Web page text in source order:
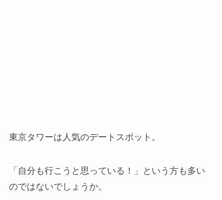
東京タワーは人気のデートスポット。
「自分も行こうと思っている！」という方も多い
のではないでしょうか。